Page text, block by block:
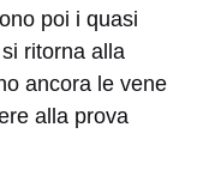
poi i quasi
ritorna alla
ancora le vene
alla prova